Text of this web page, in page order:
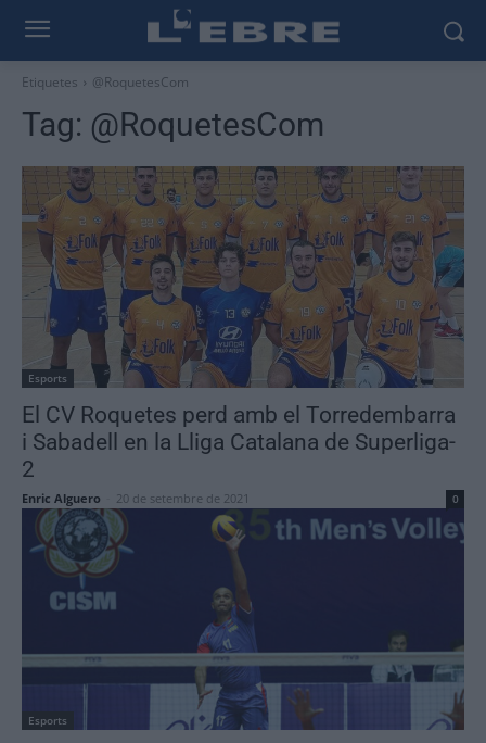
Etiquetes @RoquetesCom
Tag: @RoquetesCom
Esports
El CV Roquetes perd amb el Torredembarra
i Sabadell en la Lliga Catalana de Superliga-
2
Enric Alguero 20 de setembre de 2021 0
Esports